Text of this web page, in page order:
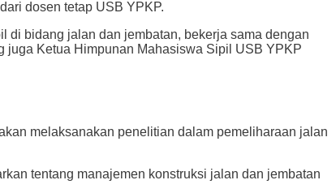
dosen tetap USB YPKP.
di bidang jalan dan jembatan, bekerja sama dengan
juga Ketua Himpunan Mahasiswa Sipil USB YPKP
melaksanakan penelitian dalam pemeliharaan jalan
tentang manajemen konstruksi jalan dan jembatan